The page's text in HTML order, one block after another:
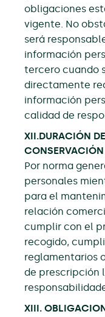
obligaciones
vigente. No
será
información
tercero cuando
directamente
información
calidad de
XII.DURACIÓN
CONSERVACIÓN
Por norma
personales
para el
relación
cumplir con el
recogido,
reglamentarios
de prescripción
XIII.